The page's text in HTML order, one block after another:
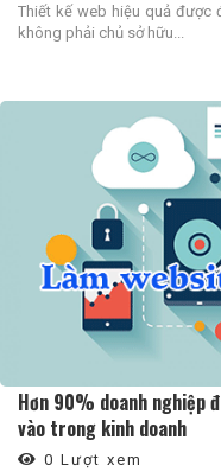
Thiết kế web hiệu quả được
không phải chủ sở hữu...
Hơn 90% doanh nghiệp
vào trong kinh doanh
0 Lượt xem